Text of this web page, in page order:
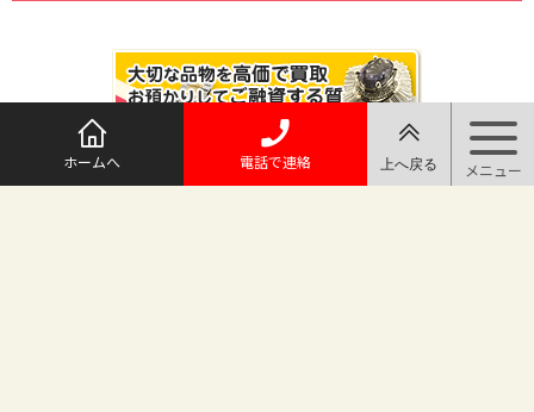
ホームへ 電話で連絡